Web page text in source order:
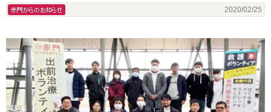
2020/02/25